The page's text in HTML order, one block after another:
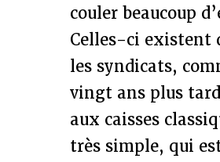
couler beaucoup
Celles-ci existent
les syndicats,
vingt ans plus
aux caisses
très simple, qui